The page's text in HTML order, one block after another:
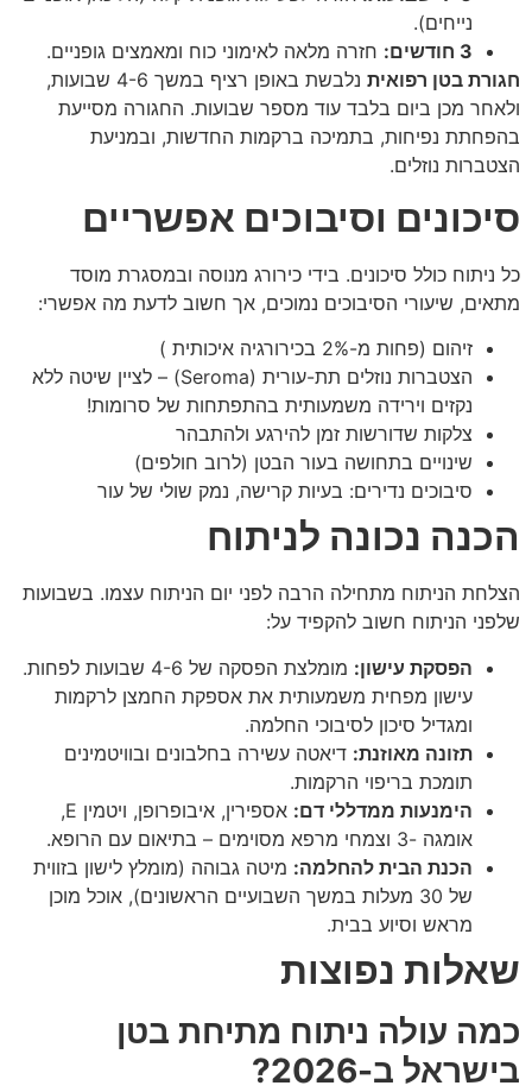
נייחים).
3 חודשים:
חזרה מלאה לאימוני כוח ומאמצים גופניים.
חגורת בטן רפואית
נלבשת באופן רציף במשך 4-6 שבועות,
ולאחר מכן ביום בלבד עוד מספר שבועות. החגורה מסייעת
בהפחתת נפיחות, בתמיכה ברקמות החדשות, ובמניעת
הצטברות נוזלים.
סיכונים וסיבוכים אפשריים
כל ניתוח כולל סיכונים. בידי כירורג מנוסה ובמסגרת מוסד
מתאים, שיעורי הסיבוכים נמוכים, אך חשוב לדעת מה אפשרי:
זיהום (פחות מ-2% בכירורגיה איכותית )
הצטברות נוזלים תת-עורית (Seroma) – לציין שיטה ללא
נקזים וירידה משמעותית בהתפתחות של סרומות!
צלקות שדורשות זמן להירגע ולהתבהר
שינויים בתחושה בעור הבטן (לרוב חולפים)
סיבוכים נדירים: בעיות קרישה, נמק שולי של עור
הכנה נכונה לניתוח
הצלחת הניתוח מתחילה הרבה לפני יום הניתוח עצמו. בשבועות
שלפני הניתוח חשוב להקפיד על:
הפסקת עישון:
מומלצת הפסקה של 4-6 שבועות לפחות.
עישון מפחית משמעותית את אספקת החמצן לרקמות
ומגדיל סיכון לסיבוכי החלמה.
תזונה מאוזנת: דיאטה עשירה בחלבונים ובוויטמינים
תומכת בריפוי הרקמות.
הימנעות ממדללי דם:
אספירין, איבופרופן, ויטמין E,
אומגה -3 וצמחי מרפא מסוימים – בתיאום עם הרופא.
הכנת הבית להחלמה: מיטה גבוהה (מומלץ לישון בזווית
של 30 מעלות במשך השבועיים הראשונים), אוכל מוכן
מראש וסיוע בבית.
שאלות נפוצות
כמה עולה ניתוח מתיחת בטן
בישראל ב-2026?